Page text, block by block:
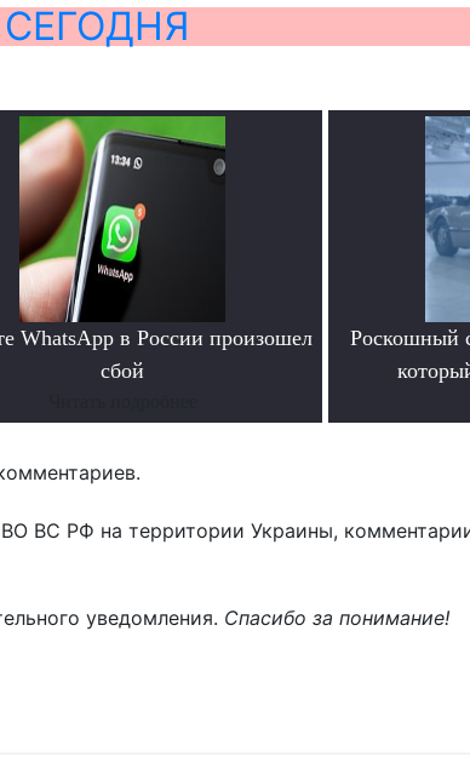
WhatsApp в России произошел
сбой
Роскошный
ВС РФ на территории Украины,
уведомления. Спасибо за понимание!